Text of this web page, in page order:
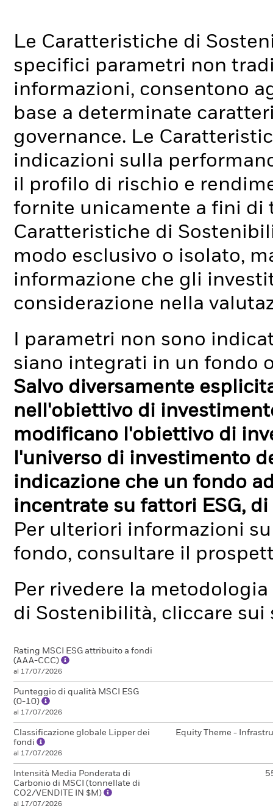
Le Caratteristiche di
specifici parametri non
informazioni, consentono
base a determinate
governance. Le
indicazioni sulla
il profilo di rischio e
fornite unicamente a fini di
Caratteristiche di
modo esclusivo o isolato,
informazione che gli
considerazione nella
I parametri non sono
siano integrati in un fondo
Salvo diversamente
nell'obiettivo di
modificano l'obiettivo di
l'universo di investimento
indicazione che un fondo
incentrate su fattori ESG,
Per ulteriori informazioni
fondo, consultare il
Per rivedere la
di Sostenibilità, cliccare
Rating MSCI ESG attribuito a fondi
(AAA-CCC)
al 17/07/2026
Punteggio di qualità MSCI ESG
(0-10)
al 17/07/2026
Classificazione globale Lipper dei
fondi
al 17/07/2026
Equity Theme -
Intensità Media Ponderata di
Carbonio di MSCI (tonnellate di
CO2/VENDITE IN $M)
al 17/07/2026